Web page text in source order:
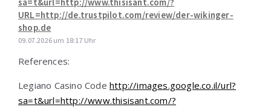
URL=http://de.trustpilot.com/review/der-wikinger-
shop.de
09.07.2026 um 18:17 Uhr
References:
Legiano Casino Code http://images.google.co.il/url?
sa=t&url=http://www.thisisant.com/?